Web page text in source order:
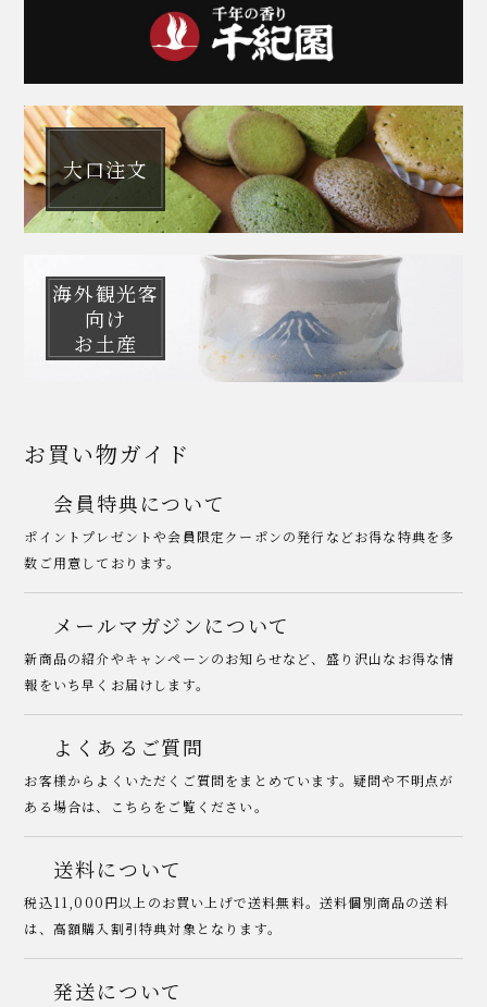
大口注文
海外観光客
向け
お土産
お買い物ガイド
会員特典について
ポイントプレゼントや会員限定クーポンの発行などお得な特典を多
数ご用意しております。
メールマガジンについて
新商品の紹介やキャンペーンのお知らせなど、盛り沢山なお得な情
報をいち早くお届けします。
よくあるご質問
お客様からよくいただくご質問をまとめています。疑問や不明点が
ある場合は、こちらをご覧ください。
送料について
税込11,000円以上のお買い上げで送料無料。送料個別商品の送料
は、高額購入割引特典対象となります。
発送について